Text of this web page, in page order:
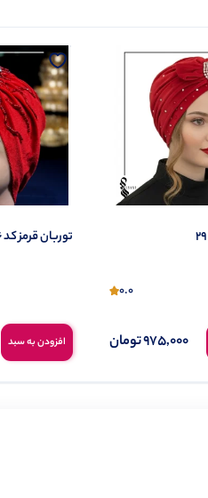
0.0
975,000تومان
توربان قرمز کد 26
افزودن به سبد